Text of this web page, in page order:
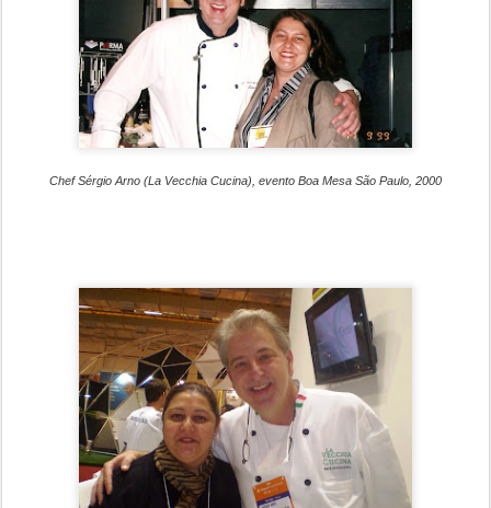
Chef Sérgio Arno (La Vecchia Cucina), evento Boa Mesa São Paulo, 2000